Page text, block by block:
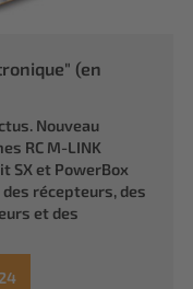
(en
Nouveau
RC M-LINK
SX et PowerBox
récepteurs, des
et des